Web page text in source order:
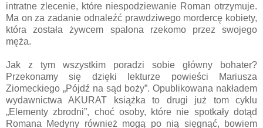
intratne zlecenie, które niespodziewanie Roman otrzymuje.
Ma on za zadanie odnaleźć prawdziwego mordercę kobiety,
która została żywcem spalona rzekomo przez swojego
męża.
Jak z tym wszystkim poradzi sobie główny bohater?
Przekonamy się dzięki lekturze powieści Mariusza
Ziomeckiego „Pójdź na sąd boży”. Opublikowana nakładem
wydawnictwa AKURAT książka to drugi już tom cyklu
„Elementy zbrodni”, choć osoby, które nie spotkały dotąd
Romana Medyny również mogą po nią sięgnąć, bowiem